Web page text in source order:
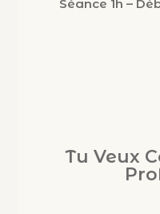
Séance 1h –
Tu Veux